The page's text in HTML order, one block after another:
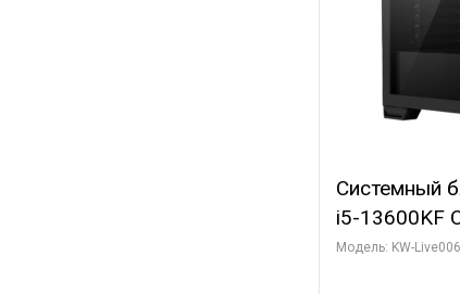
Системный
i5-13600KF
7, C14 8EC/
Модель: KW-